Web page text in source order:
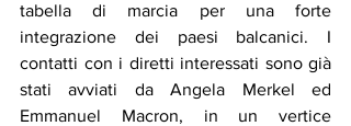
tabella di marcia per una forte
integrazione dei paesi balcanici. I
contatti con i diretti interessati sono già
stati avviati da Angela Merkel ed
Emmanuel Macron, in un vertice